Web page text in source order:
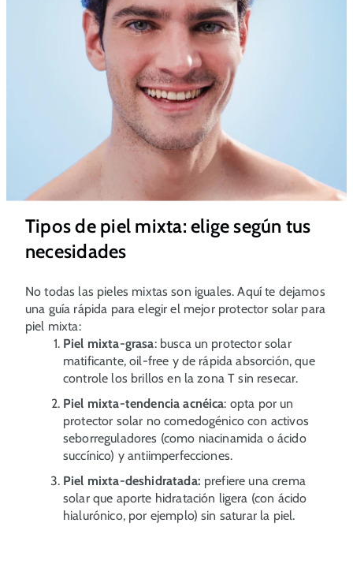
Tipos de piel mixta: elige según tus
necesidades
No todas las pieles mixtas son iguales. Aquí te dejamos
una guía rápida para elegir el mejor protector solar para
piel mixta:
Piel mixta-grasa: busca un protector solar
matificante, oil-free y de rápida absorción, que
controle los brillos en la zona T sin resecar.
Piel mixta-tendencia acnéica: opta por un
protector solar no comedogénico con activos
seborreguladores (como niacinamida o ácido
succínico) y antiimperfecciones.
Piel mixta-deshidratada: prefiere una crema
solar que aporte hidratación ligera (con ácido
hialurónico, por ejemplo) sin saturar la piel.